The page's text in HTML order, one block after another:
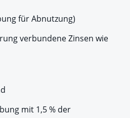
für Abnutzung)
verbundene Zinsen wie
mit 1,5 % der